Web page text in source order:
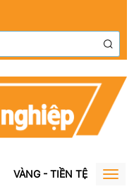
VÀNG - TIỀN TỆ BẤT